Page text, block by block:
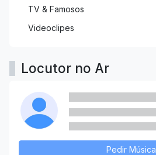
TV & Famosos
Videoclipes
Locutor no Ar
Pedir Música